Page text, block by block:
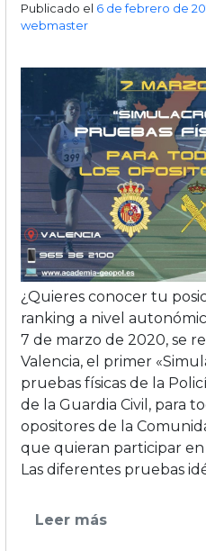
Publicado el 6 de febrero de
webmaster
¿Quieres conocer tu
ranking a nivel
7 de marzo de 2020, se
Valencia, el primer
pruebas físicas de la
de la Guardia Civil, para
opositores de la
que quieran participar
Las diferentes pruebas
Leer más